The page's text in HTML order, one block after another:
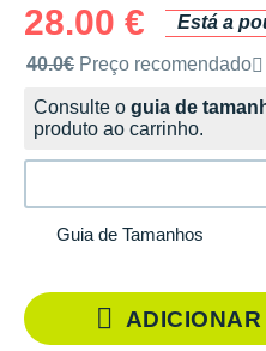
28.00 €
Está a
Preço de venda
40.0€ Preço recomendado
Consulte o guia de
produto ao carrinho.
Guia de Tamanhos